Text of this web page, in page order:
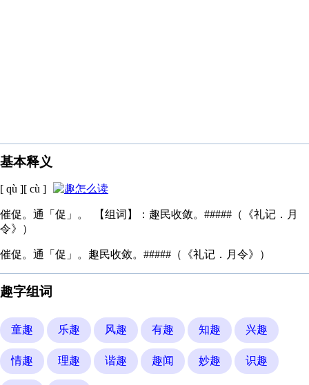
基本释义
[ qù ][ cù ]
催促。通「促」。 【组词】：趣民收敛。#####（《礼记．月
令》）
催促。通「促」。趣民收敛。#####（《礼记．月令》）
趣字组词
童趣 乐趣 风趣 有趣 知趣 兴趣
情趣 理趣 谐趣 趣闻 妙趣 识趣